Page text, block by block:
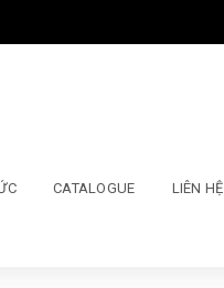
CATALOGUE LIÊN HỆ